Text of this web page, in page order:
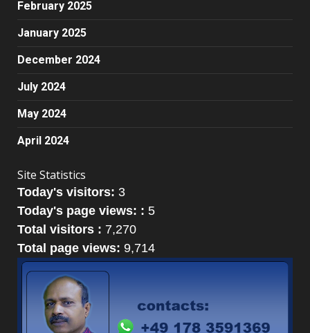
February 2025
January 2025
December 2024
July 2024
May 2024
April 2024
Site Statistics
Today's visitors: 3
Today's page views: : 5
Total visitors : 7,270
Total page views: 9,714